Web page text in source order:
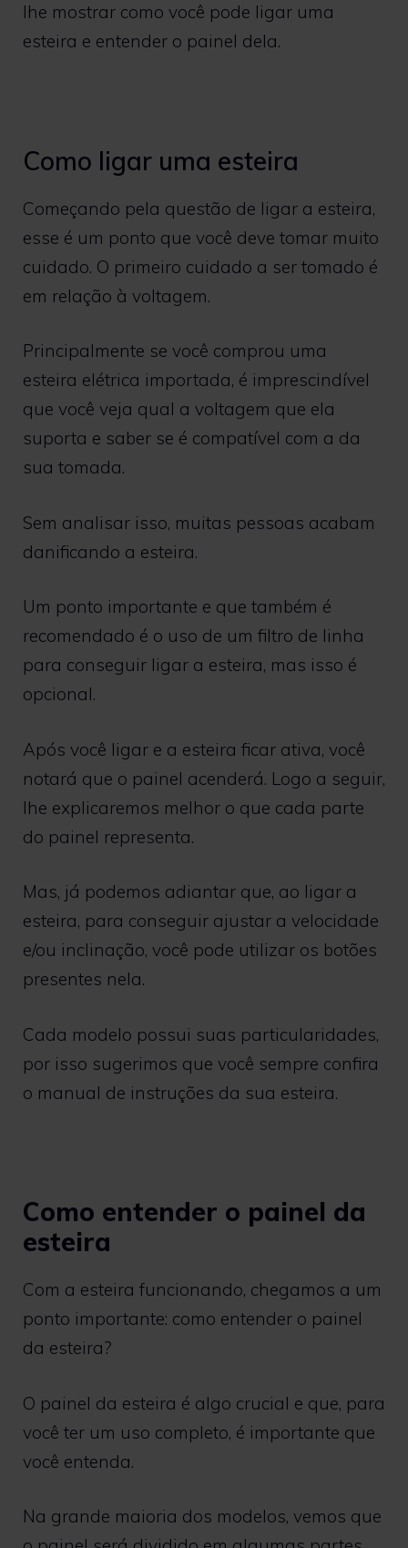
lhe mostrar como você pode ligar uma
esteira e entender o painel dela.
Como ligar uma esteira
Começando pela questão de ligar a esteira,
esse é um ponto que você deve tomar muito
cuidado. O primeiro cuidado a ser tomado é
em relação à voltagem.
Principalmente se você comprou uma
esteira elétrica importada, é imprescindível
que você veja qual a voltagem que ela
suporta e saber se é compatível com a da
sua tomada.
Sem analisar isso, muitas pessoas acabam
danificando a esteira.
Um ponto importante e que também é
recomendado é o uso de um filtro de linha
para conseguir ligar a esteira, mas isso é
opcional.
Após você ligar e a esteira ficar ativa, você
notará que o painel acenderá. Logo a seguir,
lhe explicaremos melhor o que cada parte
do painel representa.
Mas, já podemos adiantar que, ao ligar a
esteira, para conseguir ajustar a velocidade
e/ou inclinação, você pode utilizar os botões
presentes nela.
Cada modelo possui suas particularidades,
por isso sugerimos que você sempre confira
o manual de instruções da sua esteira.
Como entender o painel da
esteira
Com a esteira funcionando, chegamos a um
ponto importante: como entender o painel
da esteira?
O painel da esteira é algo crucial e que, para
você ter um uso completo, é importante que
você entenda.
Na grande maioria dos modelos, vemos que